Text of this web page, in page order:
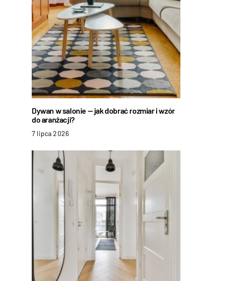
Dywan w salonie — jak dobrać rozmiar i wzór
do aranżacji?
7 lipca 2026